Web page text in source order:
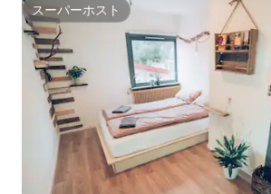
スーパーホスト
スーパーホスト